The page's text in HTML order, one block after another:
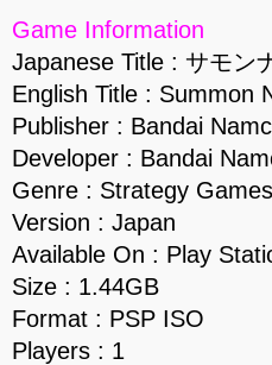
Game Information
Japanese Title : サモン
English Title : Summon
Publisher : Bandai
Developer : Bandai
Genre : Strategy Games
Version : Japan
Available On : Play
Size : 1.44GB
Format : PSP ISO
Players : 1